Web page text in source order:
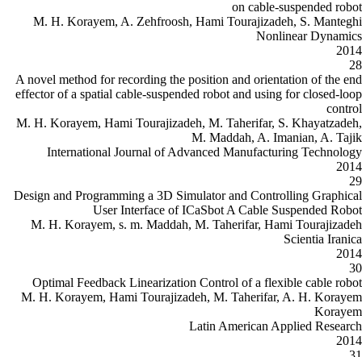
M. H. Korayem, A. Zehfroosh,
A novel method for recording the
effector of a spatial cable-
M. H. Korayem, Hami
International Journal of
Design and Programming a 3D
User Interface of
M. H. Korayem, s. m. Maddah,
Optimal Feedback
M. H. Korayem, Hami